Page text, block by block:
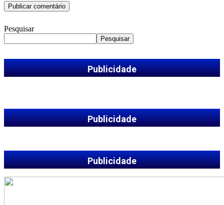
Pesquisar
Pesquisar
Publicidade
Publicidade
Publicidade